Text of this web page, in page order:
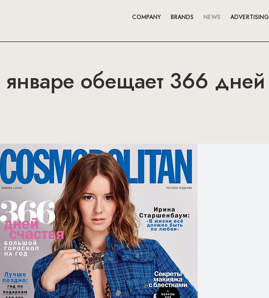
COMPANY BRANDS NEWS ADVERTISING
обещает 366 дней